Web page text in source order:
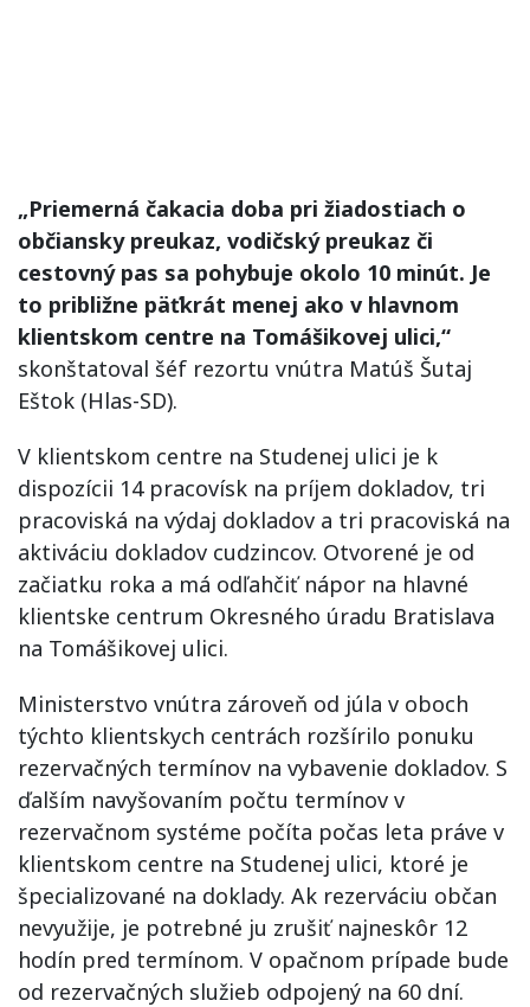
„Priemerná čakacia doba pri žiadostiach o
občiansky preukaz, vodičský preukaz či
cestovný pas sa pohybuje okolo 10 minút. Je
to približne päťkrát menej ako v hlavnom
klientskom centre na Tomášikovej ulici,“
skonštatoval šéf rezortu vnútra Matúš Šutaj
Eštok (Hlas-SD).
V klientskom centre na Studenej ulici je k
dispozícii 14 pracovísk na príjem dokladov, tri
pracoviská na výdaj dokladov a tri pracoviská na
aktiváciu dokladov cudzincov. Otvorené je od
začiatku roka a má odľahčiť nápor na hlavné
klientske centrum Okresného úradu Bratislava
na Tomášikovej ulici.
Ministerstvo vnútra zároveň od júla v oboch
týchto klientskych centrách rozšírilo ponuku
rezervačných termínov na vybavenie dokladov. S
ďalším navyšovaním počtu termínov v
rezervačnom systéme počíta počas leta práve v
klientskom centre na Studenej ulici, ktoré je
špecializované na doklady. Ak rezerváciu občan
nevyužije, je potrebné ju zrušiť najneskôr 12
hodín pred termínom. V opačnom prípade bude
od rezervačných služieb odpojený na 60 dní.